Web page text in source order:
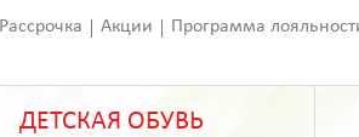
Рассрочка Акции Программа
ДЕТСКАЯ ОБУВЬ